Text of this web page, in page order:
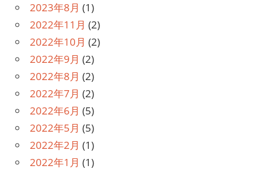
2023年8月 (1)
2022年11月 (2)
2022年10月 (2)
2022年9月 (2)
2022年8月 (2)
2022年7月 (2)
2022年6月 (5)
2022年5月 (5)
2022年2月 (1)
2022年1月 (1)